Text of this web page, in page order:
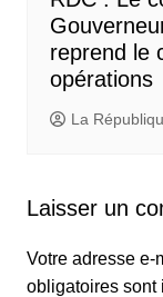
reprend le
opérations
La
Laisser un
Votre adresse e-
obligatoires sont